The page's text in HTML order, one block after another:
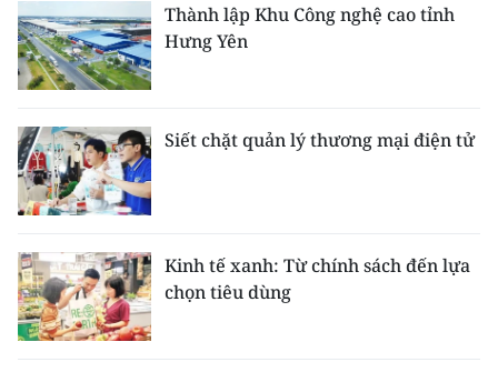
Thành lập Khu Công nghệ cao tỉnh
Hưng Yên
Siết chặt quản lý thương mại điện tử
Kinh tế xanh: Từ chính sách đến lựa
chọn tiêu dùng